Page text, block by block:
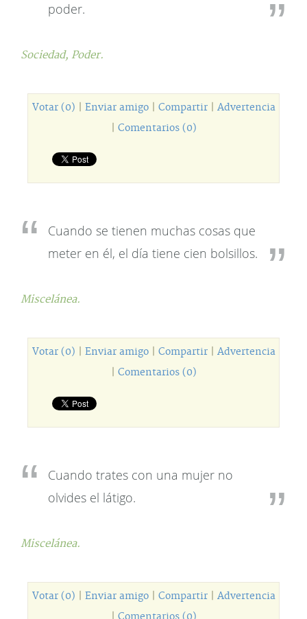
poder.
Sociedad, Poder.
Votar (0) Enviar amigo| Compartir| Advertencia
Comentarios (0)
Cuando se tienen muchas cosas que
meter en él, el día tiene cien bolsillos.
Miscelánea.
Votar (0) Enviar amigo| Compartir| Advertencia
Comentarios (0)
Cuando trates con una mujer no
olvides el látigo.
Miscelánea.
Votar (0) Enviar amigo| Compartir| Advertencia